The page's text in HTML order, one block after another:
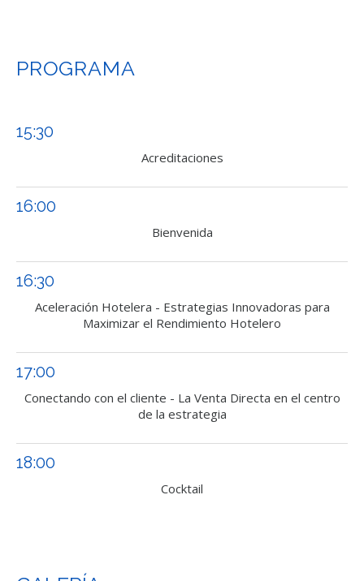
PROGRAMA
15:30
Acreditaciones
16:00
Bienvenida
16:30
Aceleración Hotelera - Estrategias Innovadoras para
Maximizar el Rendimiento Hotelero
17:00
Conectando con el cliente - La Venta Directa en el centro
de la estrategia
18:00
Cocktail